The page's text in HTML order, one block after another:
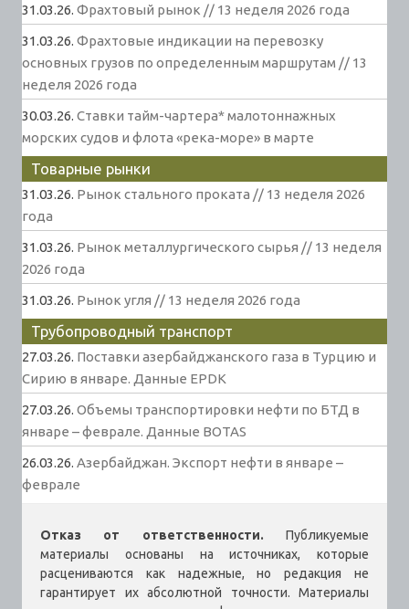
31.03.26. Фрахтовый рынок // 13 неделя 2026 года
31.03.26. Фрахтовые индикации на перевозку
основных грузов по определенным маршрутам // 13
неделя 2026 года
30.03.26. Ставки тайм-чартера* малотоннажных
морских судов и флота «река-море» в марте
Товарные рынки
31.03.26. Рынок стального проката // 13 неделя 2026
года
31.03.26. Рынок металлургического сырья // 13 неделя
2026 года
31.03.26. Рынок угля // 13 неделя 2026 года
Трубопроводный транспорт
27.03.26. Поставки азербайджанского газа в Турцию и
Сирию в январе. Данные EPDK
27.03.26. Объемы транспортировки нефти по БТД в
январе – феврале. Данные BOTAS
26.03.26. Азербайджан. Экспорт нефти в январе –
феврале
Отказ от ответственности. Публикуемые
материалы основаны на источниках, которые
расцениваются как надежные, но редакция не
гарантирует их абсолютной точности. Материалы